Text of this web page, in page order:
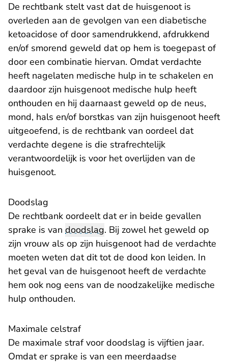
De rechtbank stelt vast dat de huisgenoot is
overleden aan de gevolgen van een diabetische
ketoacidose of door samendrukkend, afdrukkend
en/of smorend geweld dat op hem is toegepast of
door een combinatie hiervan. Omdat verdachte
heeft nagelaten medische hulp in te schakelen en
daardoor zijn huisgenoot medische hulp heeft
onthouden en hij daarnaast geweld op de neus,
mond, hals en/of borstkas van zijn huisgenoot heeft
uitgeoefend, is de rechtbank van oordeel dat
verdachte degene is die strafrechtelijk
verantwoordelijk is voor het overlijden van de
huisgenoot.
Doodslag
De rechtbank oordeelt dat er in beide gevallen
sprake is van doodslag. Bij zowel het geweld op
zijn vrouw als op zijn huisgenoot had de verdachte
moeten weten dat dit tot de dood kon leiden. In
het geval van de huisgenoot heeft de verdachte
hem ook nog eens van de noodzakelijke medische
hulp onthouden.
Maximale celstraf
De maximale straf voor doodslag is vijftien jaar.
Omdat er sprake is van een meerdaadse